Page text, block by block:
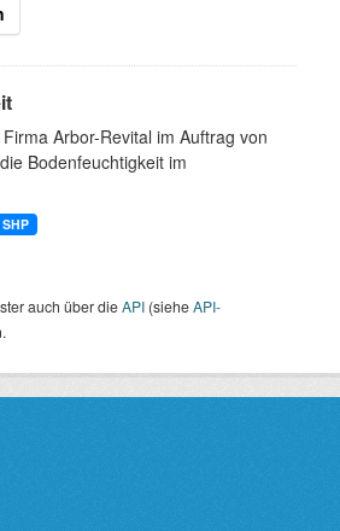
Arbor-Revital im Auftrag von
Bodenfeuchtigkeit im
SHP
auch über dieAPI (sieheAPI-